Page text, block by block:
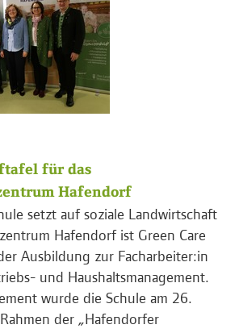
für das
Hafendorf
setzt auf soziale Landwirtschaft
Hafendorf ist Green Care
Ausbildung zur Facharbeiter:in
und Haushaltsmanagement.
wurde die Schule am 26.
der „Hafendorfer